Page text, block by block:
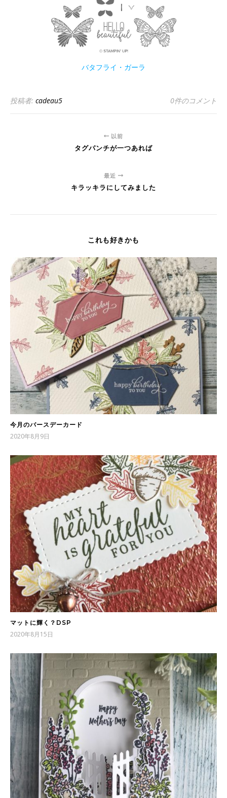
バタフライ・ガーラ
投稿者: cadeau5 0件のコメント
以前
タグパンチが一つあれば
最近
キラッキラにしてみました
これも好きかも
今月のバースデーカード
2020年8月9日
マットに輝く？DSP
2020年8月15日